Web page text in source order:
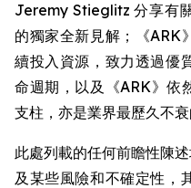
Jeremy Stieglitz 分享有
的獨家全新見解；《ARK
續投入資源，致力透過優
命週期，以及《ARK》依
支柱，亦是業界最歷久不衰
此處列載的任何前瞻性陳
及某些風險和不確定性，